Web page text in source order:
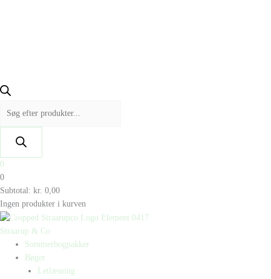
0
0
Subtotal: kr. 0,00
Ingen produkter i kurven
Straarup & Co
Sommerbogpakker
Bøger
Letlæsning